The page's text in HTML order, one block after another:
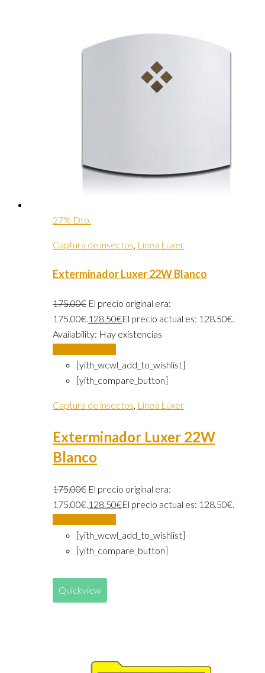
27% Dto.
Captura de insectos, Linea Luxer
Exterminador Luxer 22W Blanco
175.00€ El precio original era:
175.00€.128.50€El precio actual es: 128.50€.
Availability: Hay existencias
[yith_wcwl_add_to_wishlist]
[yith_compare_button]
Captura de insectos, Linea Luxer
Exterminador Luxer 22W
Blanco
175.00€ El precio original era:
175.00€.128.50€El precio actual es: 128.50€.
[yith_wcwl_add_to_wishlist]
[yith_compare_button]
Quickview